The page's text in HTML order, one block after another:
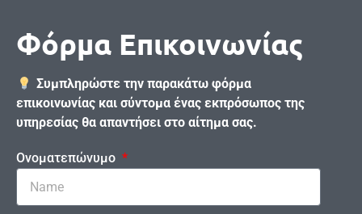
Φόρμα Επικοινωνίας
Συμπληρώστε την παρακάτω φόρμα
επικοινωνίας και σύντομα ένας εκπρόσωπος της
υπηρεσίας θα απαντήσει στο αίτημα σας.
Ονοματεπώνυμο